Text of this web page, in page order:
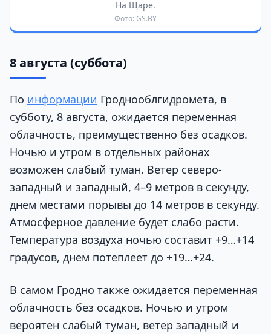
На Щаре.
Фото: GS.BY
8 августа (суббота)
По информации Гроднооблгидромета, в
субботу, 8 августа, ожидается переменная
облачность, преимущественно без осадков.
Ночью и утром в отдельных районах
возможен слабый туман. Ветер северо-
западный и западный, 4–9 метров в секунду,
днем местами порывы до 14 метров в секунду.
Атмосферное давление будет слабо расти.
Температура воздуха ночью составит +9…+14
градусов, днем потеплеет до +19…+24.
В самом Гродно также ожидается переменная
облачность без осадков. Ночью и утром
вероятен слабый туман, ветер западный и